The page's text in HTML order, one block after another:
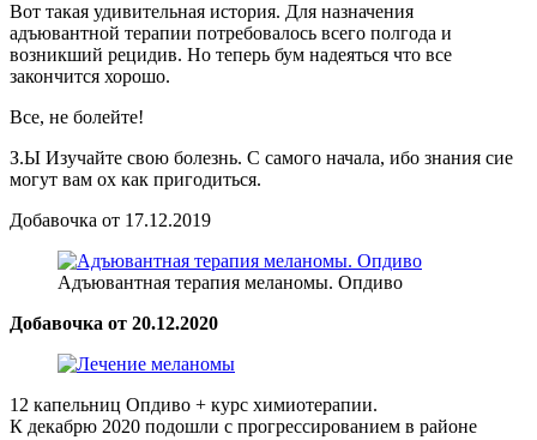
Вот такая удивительная история. Для назначения
адъювантной терапии потребовалось всего полгода и
возникший рецидив. Но теперь бум надеяться что все
закончится хорошо.
Все, не болейте!
З.Ы Изучайте свою болезнь. С самого начала, ибо знания сие
могут вам ох как пригодиться.
Добавочка от 17.12.2019
Адъювантная терапия меланомы. Опдиво
Добавочка от 20.12.2020
12 капельниц Опдиво + курс химиотерапии.
К декабрю 2020 подошли с прогрессированием в районе